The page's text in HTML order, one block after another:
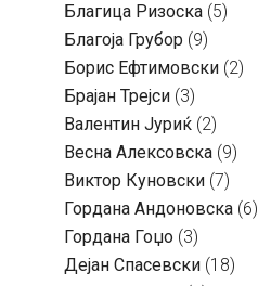
Благица Ризоска (5)
Благоја Грубор (9)
Борис Ефтимовски (2)
Брајан Трејси (3)
Валентин Јуриќ (2)
Весна Алексовска (9)
Виктор Куновски (7)
Гордана Андоновска (6)
Гордана Гоџо (3)
Дејан Спасевски (18)